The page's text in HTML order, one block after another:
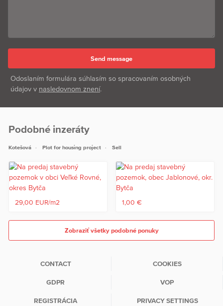
Odoslaním formulára súhlasím so spracovaním osobných
údajov v nasledovnom znení.
Podobné inzeráty
Kotešová Plot for housing project Sell
29,00 EUR/m2 1,00 €
Zobraziť všetky podobné ponuky
CONTACT COOKIES
GDPR VOP
REGISTRÁCIA PRIVACY SETTINGS